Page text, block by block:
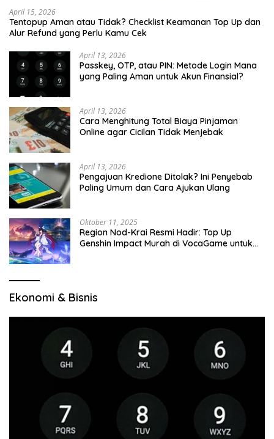
April 15, 2026
Tentopup Aman atau Tidak? Checklist Keamanan Top Up dan
Alur Refund yang Perlu Kamu Cek
April 13, 2026
Passkey, OTP, atau PIN: Metode Login Mana
yang Paling Aman untuk Akun Finansial?
April 13, 2026
Cara Menghitung Total Biaya Pinjaman
Online agar Cicilan Tidak Menjebak
April 13, 2026
Pengajuan Kredione Ditolak? Ini Penyebab
Paling Umum dan Cara Ajukan Ulang
Oktober 11, 2025
Region Nod-Krai Resmi Hadir: Top Up
Genshin Impact Murah di VocaGame untuk
Ekonomi & Bisnis